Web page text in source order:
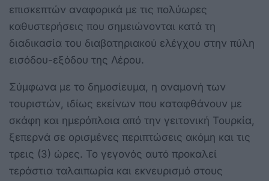
επισκεπτών αναφορικά με τις πολύωρες
καθυστερήσεις που σημειώνονται κατά τη
διαδικασία του διαβατηριακού ελέγχου στην πύλη
εισόδου-εξόδου της Λέρου.
Σύμφωνα με το δημοσίευμα, η αναμονή των
τουριστών, ιδίως εκείνων που καταφθάνουν με
σκάφη και ημερόπλοια από την γειτονική Τουρκία,
ξεπερνά σε ορισμένες περιπτώσεις ακόμη και τις
τρεις (3) ώρες. Το γεγονός αυτό προκαλεί
τεράστια ταλαιπωρία και εκνευρισμό στους